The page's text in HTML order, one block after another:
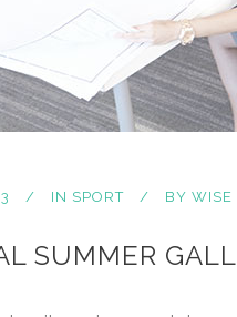
IN SPORT BY WISE
SUMMER